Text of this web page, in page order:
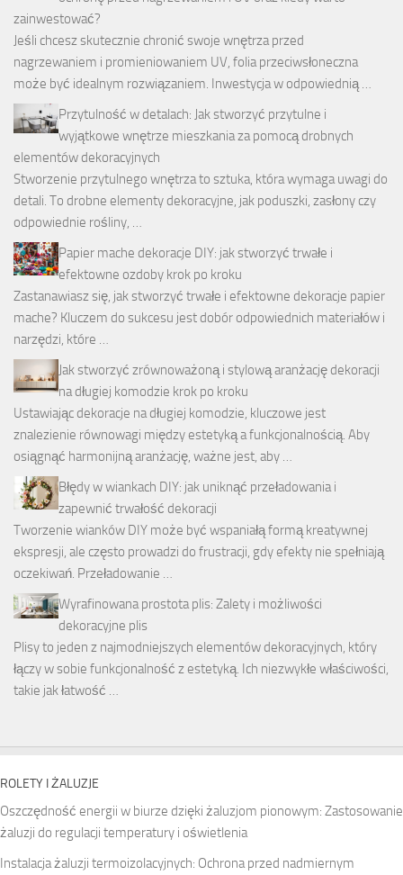
zainwestować?
Jeśli chcesz skutecznie chronić swoje wnętrza przed
nagrzewaniem i promieniowaniem UV, folia przeciwsłoneczna
może być idealnym rozwiązaniem. Inwestycja w odpowiednią …
Przytulność w detalach: Jak stworzyć przytulne i
wyjątkowe wnętrze mieszkania za pomocą drobnych
elementów dekoracyjnych
Stworzenie przytulnego wnętrza to sztuka, która wymaga uwagi do
detali. To drobne elementy dekoracyjne, jak poduszki, zasłony czy
odpowiednie rośliny, …
Papier mache dekoracje DIY: jak stworzyć trwałe i
efektowne ozdoby krok po kroku
Zastanawiasz się, jak stworzyć trwałe i efektowne dekoracje papier
mache? Kluczem do sukcesu jest dobór odpowiednich materiałów i
narzędzi, które …
Jak stworzyć zrównoważoną i stylową aranżację dekoracji
na długiej komodzie krok po kroku
Ustawiając dekoracje na długiej komodzie, kluczowe jest
znalezienie równowagi między estetyką a funkcjonalnością. Aby
osiągnąć harmonijną aranżację, ważne jest, aby …
Błędy w wiankach DIY: jak uniknąć przeładowania i
zapewnić trwałość dekoracji
Tworzenie wianków DIY może być wspaniałą formą kreatywnej
ekspresji, ale często prowadzi do frustracji, gdy efekty nie spełniają
oczekiwań. Przeładowanie …
Wyrafinowana prostota plis: Zalety i możliwości
dekoracyjne plis
Plisy to jeden z najmodniejszych elementów dekoracyjnych, który
łączy w sobie funkcjonalność z estetyką. Ich niezwykłe właściwości,
takie jak łatwość …
ROLETY I ŻALUZJE
Oszczędność energii w biurze dzięki żaluzjom pionowym: Zastosowanie
żaluzji do regulacji temperatury i oświetlenia
Instalacja żaluzji termoizolacyjnych: Ochrona przed nadmiernym